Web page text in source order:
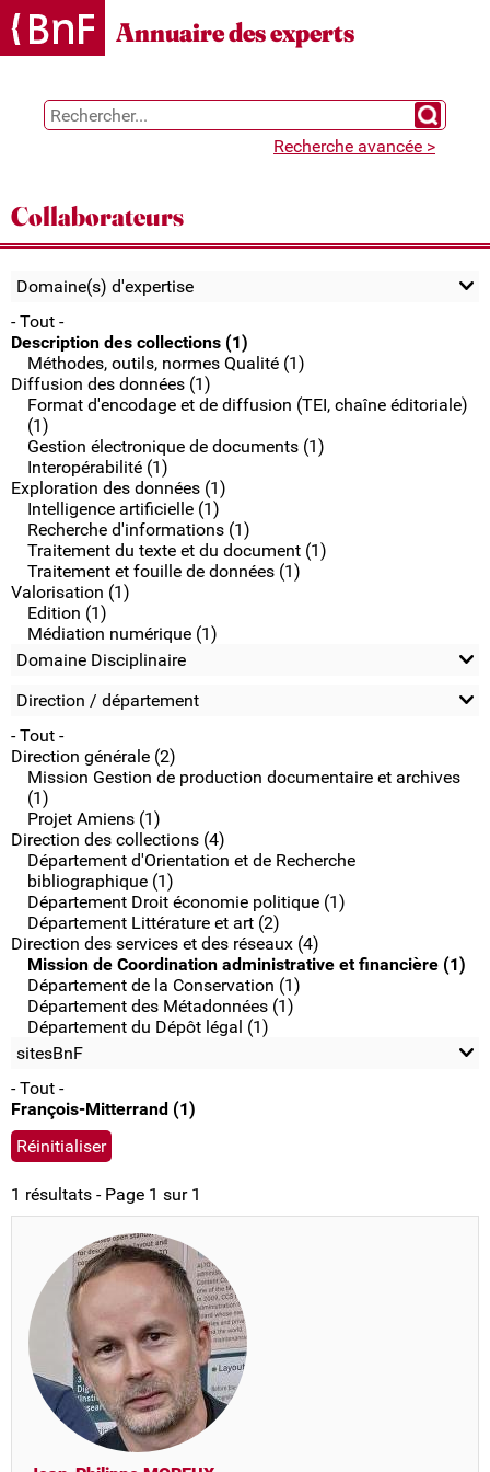
Gestion des cookies
Annuaire des experts
Chercher
Recherche avancée >
Collaborateurs
Domaine(s) d'expertise
- Tout -
Description des collections (1)
Méthodes, outils, normes Qualité (1)
Diffusion des données (1)
Format d'encodage et de diffusion (TEI, chaîne éditoriale)
(1)
Gestion électronique de documents (1)
Interopérabilité (1)
Exploration des données (1)
Intelligence artificielle (1)
Recherche d'informations (1)
Traitement du texte et du document (1)
Traitement et fouille de données (1)
Valorisation (1)
Edition (1)
Médiation numérique (1)
Domaine Disciplinaire
Direction / département
- Tout -
Direction générale (2)
Mission Gestion de production documentaire et archives
(1)
Projet Amiens (1)
Direction des collections (4)
Département d'Orientation et de Recherche
bibliographique (1)
Département Droit économie politique (1)
Département Littérature et art (2)
Direction des services et des réseaux (4)
Mission de Coordination administrative et financière (1)
Département de la Conservation (1)
Département des Métadonnées (1)
Département du Dépôt légal (1)
sitesBnF
- Tout -
François-Mitterrand (1)
1 résultats - Page 1 sur 1